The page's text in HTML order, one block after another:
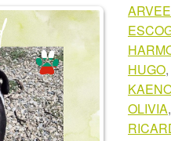
HUGO
OLIVIA,